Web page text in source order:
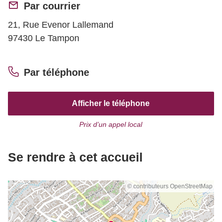
Par courrier
21, Rue Evenor Lallemand
97430 Le Tampon
Par téléphone
Afficher le téléphone
Prix d’un appel local
Se rendre à cet accueil
© contributeurs OpenStreetMap